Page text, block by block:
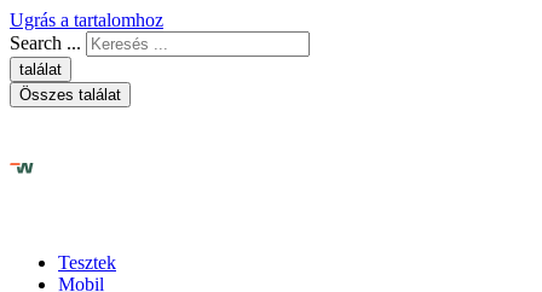
Ugrás a tartalomhoz
Search ...
találat
Összes találat
Tesztek
Mobil